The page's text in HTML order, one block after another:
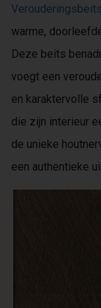
Verouderingsbeits
warme,
Deze beits
voegt een
en karaktervolle
die zijn interieur
de unieke
een authentieke